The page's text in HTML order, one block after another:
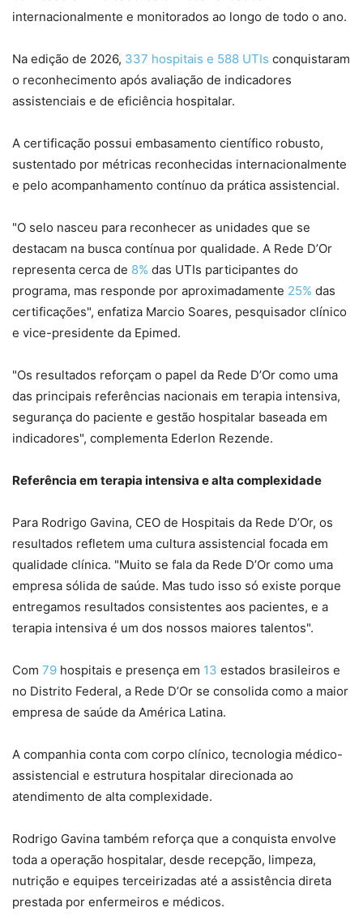
internacionalmente e monitorados ao longo de todo o ano.
Na edição de 2026, 337 hospitais e 588 UTIs conquistaram
o reconhecimento após avaliação de indicadores
assistenciais e de eficiência hospitalar.
A certificação possui embasamento científico robusto,
sustentado por métricas reconhecidas internacionalmente
e pelo acompanhamento contínuo da prática assistencial.
"O selo nasceu para reconhecer as unidades que se
destacam na busca contínua por qualidade. A Rede D’Or
representa cerca de 8% das UTIs participantes do
programa, mas responde por aproximadamente 25% das
certificações", enfatiza Marcio Soares, pesquisador clínico
e vice-presidente da Epimed.
"Os resultados reforçam o papel da Rede D’Or como uma
das principais referências nacionais em terapia intensiva,
segurança do paciente e gestão hospitalar baseada em
indicadores", complementa Ederlon Rezende.
Referência em terapia intensiva e alta complexidade
Para Rodrigo Gavina, CEO de Hospitais da Rede D’Or, os
resultados refletem uma cultura assistencial focada em
qualidade clínica. "Muito se fala da Rede D’Or como uma
empresa sólida de saúde. Mas tudo isso só existe porque
entregamos resultados consistentes aos pacientes, e a
terapia intensiva é um dos nossos maiores talentos".
Com 79 hospitais e presença em 13 estados brasileiros e
no Distrito Federal, a Rede D’Or se consolida como a maior
empresa de saúde da América Latina.
A companhia conta com corpo clínico, tecnologia médico-
assistencial e estrutura hospitalar direcionada ao
atendimento de alta complexidade.
Rodrigo Gavina também reforça que a conquista envolve
toda a operação hospitalar, desde recepção, limpeza,
nutrição e equipes terceirizadas até a assistência direta
prestada por enfermeiros e médicos.